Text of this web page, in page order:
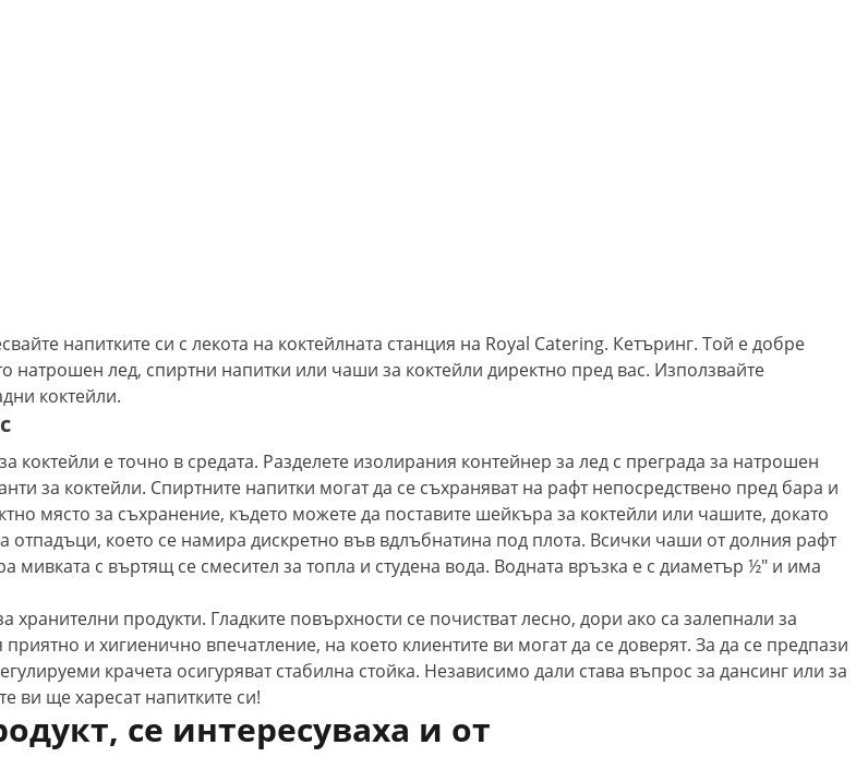
напитките си с лекота на коктейлната станция на Royal Catering. Кетъринг. Той е добре
натрошен лед, спиртни напитки или чаши за коктейли директно пред вас. Използвайте
коктейли.
коктейли е точно в средата. Разделете изолирания контейнер за лед с преграда за натрошен
за коктейли. Спиртните напитки могат да се съхраняват на рафт непосредствено пред бара и
място за съхранение, където можете да поставите шейкъра за коктейли или чашите, докато
отпадъци, което се намира дискретно във вдлъбнатина под плота. Всички чаши от долния рафт
с въртящ се смесител за топла и студена вода. Водната връзка е с диаметър ½" и има
продукти. Гладките повърхности се почистват лесно, дори ако са залепнали за
и хигиенично впечатление, на което клиентите ви могат да се доверят. За да се предпази
крачета осигуряват стабилна стойка. Независимо дали става въпрос за дансинг или за
ви ще харесат напитките си!
се интересуваха и от